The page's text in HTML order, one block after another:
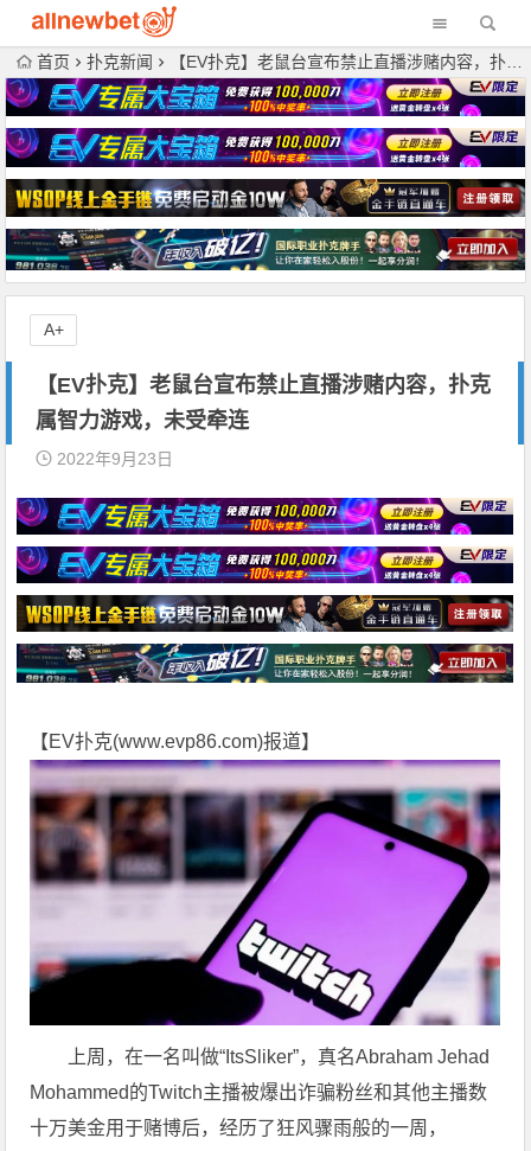
首页 扑克新闻 【EV扑克】老鼠台宣布禁止直播涉赌内容，扑克属智力游戏，未受牵连
【EV扑克】老鼠台宣布禁止直播涉赌内容，扑克
属智力游戏，未受牵连
2022年9月23日
【EV扑克(www.evp86.com)报道】
上周，在一名叫做“ItsSliker”，真名Abraham Jehad
Mohammed的Twitch主播被爆出诈骗粉丝和其他主播数
十万美金用于赌博后，经历了狂风骤雨般的一周，
A+